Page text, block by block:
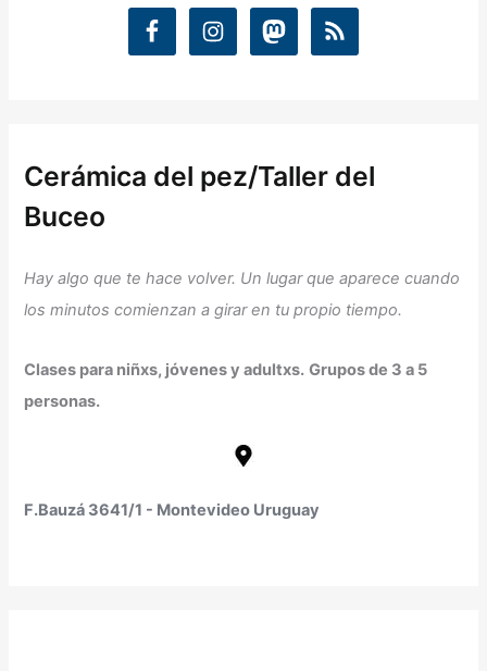
Cerámica del pez/Taller del
Buceo
Hay algo que te hace volver. Un lugar que aparece cuando
los minutos comienzan a girar en tu propio tiempo.
Clases para niñxs, jóvenes y adultxs. Grupos de 3 a 5
personas.
F.Bauzá 3641/1 - Montevideo Uruguay